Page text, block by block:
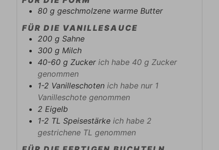
80 g geschmolzene warme Butter
FÜR DIE VANILLESAUCE
200 g Sahne
300 g Milch
40-60 g Zucker ich habe 40 g Zucker
genommen
1-2 Vanilleschoten ich habe nur 1
Vanilleschote genommen
2 Eigelb
1-2 TL Speisestärke ich habe 2
gestrichene TL genommen